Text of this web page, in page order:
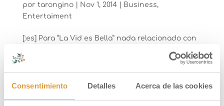
Consentimiento Detalles Acerca de las cookies
por tarongino| Nov 1, 2014| Business,
Entertaiment
[:es] Para “La Vid es Bella” nada relacionado con
el vino le es ajeno. Y, con el vino, su entorno y su
cultura, e incluso la armonía entre las bebidas y
las comidas. “La Vid es Bella” ha descubierto y
ha incorporado a su universo a Tarongino.Y,